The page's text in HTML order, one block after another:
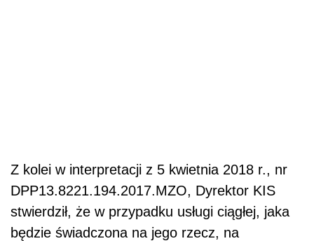
Z kolei w interpretacji z 5 kwietnia 2018 r., nr
DPP13.8221.194.2017.MZO, Dyrektor KIS
stwierdził, że w przypadku usługi ciągłej, jaka
będzie świadczona na jego rzecz, na